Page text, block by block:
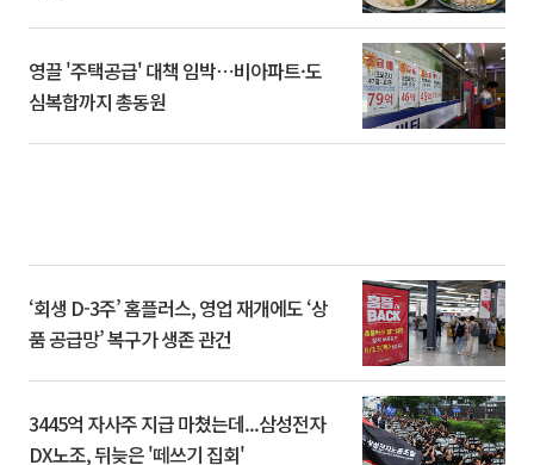
영끌 '주택공급' 대책 임박⋯비아파트·도
심복합까지 총동원
‘회생 D-3주’ 홈플러스, 영업 재개에도 ‘상
품 공급망’ 복구가 생존 관건
3445억 자사주 지급 마쳤는데...삼성전자
DX노조, 뒤늦은 '떼쓰기 집회'